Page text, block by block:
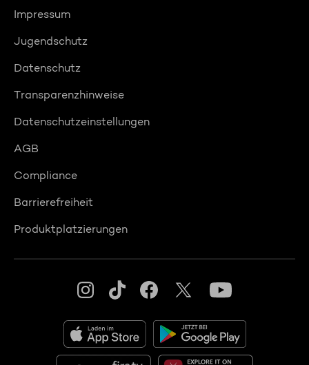
Impressum
Jugendschutz
Datenschutz
Transparenzhinweise
Datenschutzeinstellungen
AGB
Compliance
Barrierefreiheit
Produktplatzierungen